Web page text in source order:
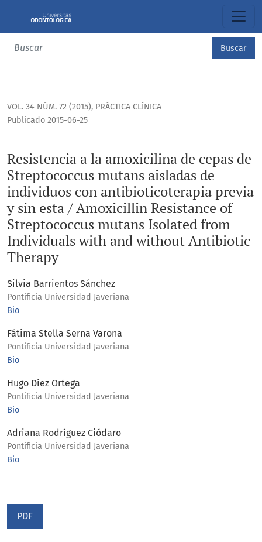
Buscar
VOL. 34 NÚM. 72 (2015), PRÁCTICA CLÍNICA
Resistencia a la amoxicilina de cepas de
Streptococcus mutans aisladas de
individuos con antibioticoterapia previa
y sin esta / Amoxicillin Resistance of
Streptococcus mutans Isolated from
Individuals with and without Antibiotic
Therapy
Publicado 2015-06-25
Silvia Barrientos Sánchez
Pontificia Universidad Javeriana
Bio
Fátima Stella Serna Varona
Pontificia Universidad Javeriana
Bio
Hugo Díez Ortega
Pontificia Universidad Javeriana
Bio
Adriana Rodríguez Ciódaro
Pontificia Universidad Javeriana
Bio
PDF